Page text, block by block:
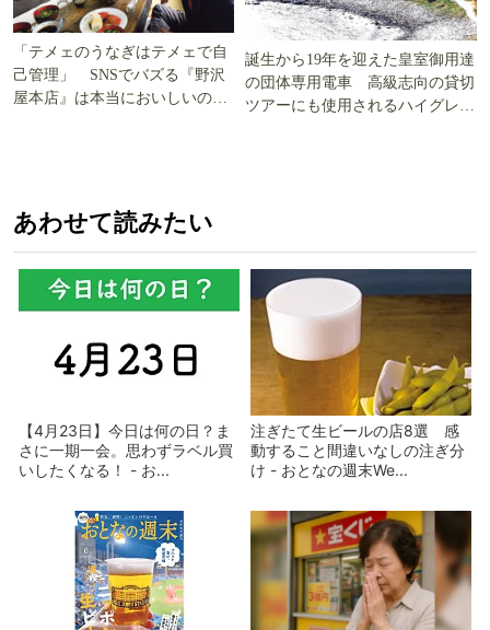
「テメェのうなぎはテメェで自
己管理」 SNSでバズる『野沢
屋本店』は本当においしいの
誕生から19年を迎えた皇室御用達
の団体専用電車 高級志向の貸切
ツアーにも使用されるハイグレー
あわせて読みたい
【4月23日】今日は何の日？ま
さに一期一会。思わずラベル買
いしたくなる！ - お...
注ぎたて生ビールの店8選 感
動すること間違いなしの注ぎ分
け - おとなの週末We...